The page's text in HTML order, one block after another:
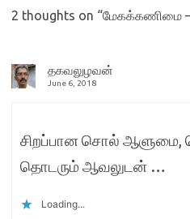
2 thoughts on “மேகக்கணிமை –
தகவலுழவன்
June 6, 2018
சிறப்பான சொல் ஆளுமை,
தொடரும் ஆவலுடன் …
Loading...